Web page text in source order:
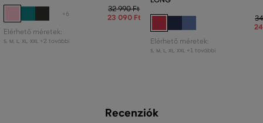
+6
32 990 Ft
23 090 Ft
Elérhető méretek:
S M L XL XXL +2 további Elérhető méretek:
S M L XL XXL +1 további
Recenziók